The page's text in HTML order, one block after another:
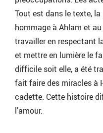
Tout est dans le texte, la
hommage à Ahlam et
travailler en respectant
et mettre en lumière le
difficile soit elle, a été
fait faire des miracles à
cadette. Cette histoire
l’amour.